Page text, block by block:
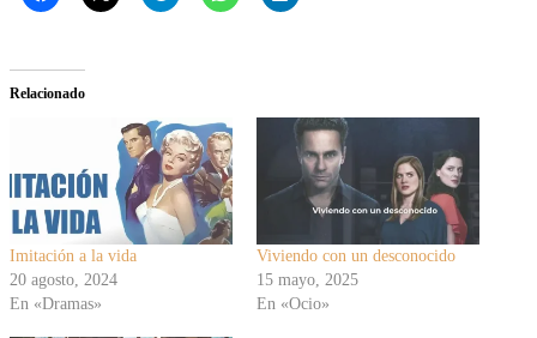
Relacionado
Imitación a la vida
20 agosto, 2024
En «Dramas»
Viviendo con un desconocido
15 mayo, 2025
En «Ocio»